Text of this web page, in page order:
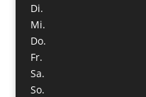
Di.
Mi.
Do.
Fr.
Sa.
So.